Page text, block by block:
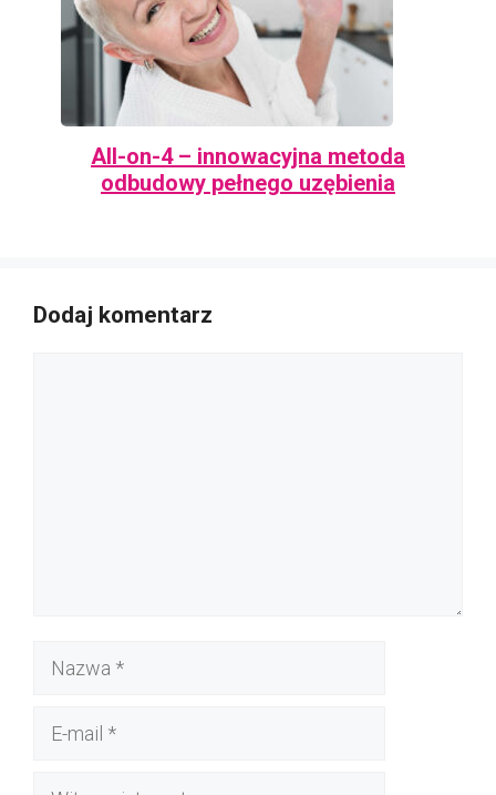
All-on-4 – innowacyjna metoda
odbudowy pełnego uzębienia
Dodaj komentarz
Nazwa
Witryna